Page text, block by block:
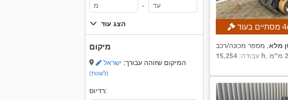
-
הצג עוד
מיקום
המיקום שזוהה עבורך: ישראל
(לשנות)
רדיוס:
4
מלא
עבודה: 15,254 h